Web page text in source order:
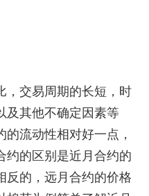
交易周期的长短，时
及其他不确定因素等
流动性相对好一点，
约的区别是近月合约的
反的，远月合约的价格